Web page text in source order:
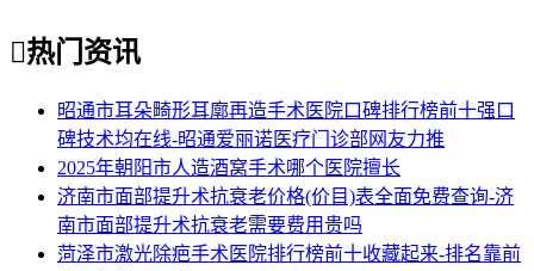
热门资讯
昭通市耳朵畸形耳廓再造手术医院口碑排行榜前十强口
碑技术均在线-昭通爱丽诺医疗门诊部网友力推
2025年朝阳市人造酒窝手术哪个医院擅长
济南市面部提升术抗衰老价格(价目)表全面免费查询-济
南市面部提升术抗衰老需要费用贵吗
菏泽市激光除疤手术医院排行榜前十收藏起来-排名靠前